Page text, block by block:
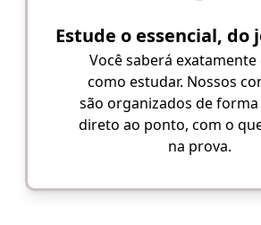
Estude o essencial, do
Você saberá exatamente
como estudar. Nossos
são organizados de
direto ao ponto, com o
na prova.